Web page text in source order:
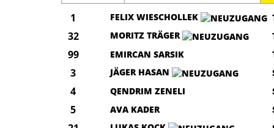
1 FELIX WIESCHOLLEK
32 MORITZ TRÄGER
99 EMIRCAN SARSIK
3 JÄGER HASAN
4 QENDRIM ZENELI
5 AVA KADER